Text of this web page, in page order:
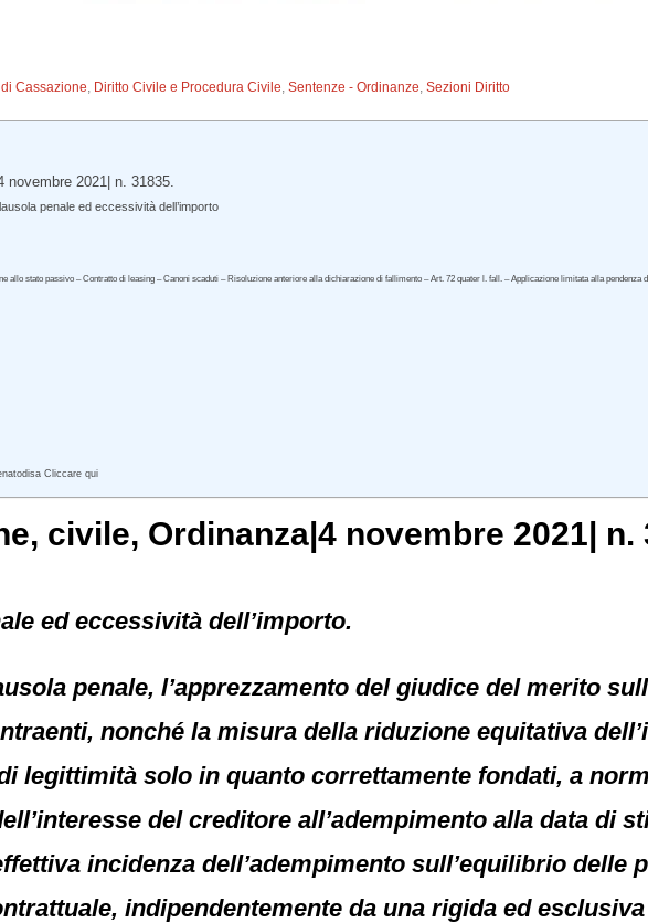
Cassazione, Diritto Civile e Procedura Civile,Sentenze - Ordinanze,Sezioni Diritto
novembre 2021| n. 31835.
penale ed eccessività dell’importo
allo stato passivo – Contratto di leasing – Canoni scaduti – Risoluzione anteriore alla dichiarazione di fallimento – Art. 72 quater l. fall. – Applicazione limitata alla
Cliccare qui
civile, Ordinanza|4 novembre 2021| n.
ed eccessività dell’importo.
penale, l’apprezzamento del giudice del merito
nonché la misura della riduzione equitativa
legittimità solo in quanto correttamente fondati, a
del creditore all’adempimento alla data di
incidenza dell’adempimento sull’equilibrio delle
indipendentemente da una rigida ed